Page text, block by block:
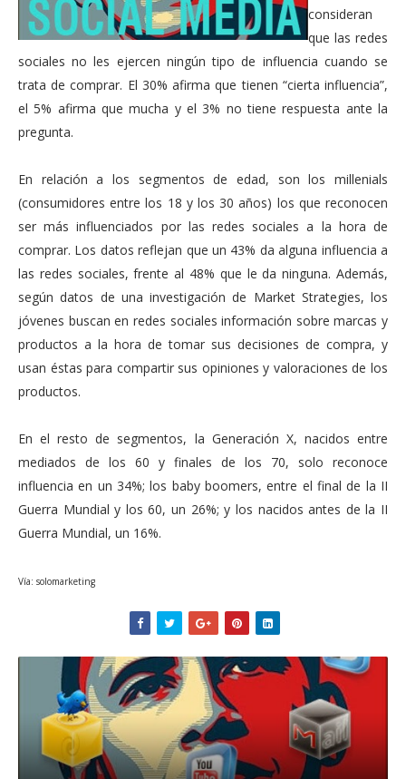
consideran
que las redes
sociales no les ejercen ningún tipo de influencia cuando se
trata de comprar. El 30% afirma que tienen “cierta influencia”,
el 5% afirma que mucha y el 3% no tiene respuesta ante la
pregunta.
En relación a los segmentos de edad, son los millenials
(consumidores entre los 18 y los 30 años) los que reconocen
ser más influenciados por las redes sociales a la hora de
comprar. Los datos reflejan que un 43% da alguna influencia a
las redes sociales, frente al 48% que le da ninguna. Además,
según datos de una investigación de Market Strategies, los
jóvenes buscan en redes sociales información sobre marcas y
productos a la hora de tomar sus decisiones de compra, y
usan éstas para compartir sus opiniones y valoraciones de los
productos.
En el resto de segmentos, la Generación X, nacidos entre
mediados de los 60 y finales de los 70, solo reconoce
influencia en un 34%; los baby boomers, entre el final de la II
Guerra Mundial y los 60, un 26%; y los nacidos antes de la II
Guerra Mundial, un 16%.
Vía: solomarketing